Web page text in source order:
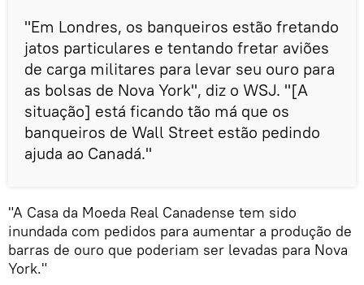
"Em Londres, os banqueiros estão fretando
jatos particulares e tentando fretar aviões
de carga militares para levar seu ouro para
as bolsas de Nova York", diz o WSJ. "[A
situação] está ficando tão má que os
banqueiros de Wall Street estão pedindo
ajuda ao Canadá."
"A Casa da Moeda Real Canadense tem sido
inundada com pedidos para aumentar a produção de
barras de ouro que poderiam ser levadas para Nova
York."